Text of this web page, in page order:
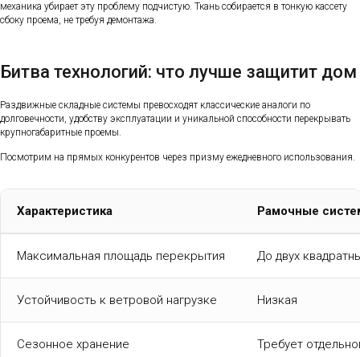
механика убирает эту проблему подчистую. Ткань собирается в тонкую кассету
сбоку проема, не требуя демонтажа.
Битва технологий: что лучше защитит дом
Раздвижные складные системы превосходят классические аналоги по
долговечности, удобству эксплуатации и уникальной способности перекрывать
крупногабаритные проемы.
Посмотрим на прямых конкурентов через призму ежедневного использования.
Характеристика Рамочные
Максимальная площадь перекрытия До двух
Устойчивость к ветровой нагрузке Низкая
Сезонное хранение Требует